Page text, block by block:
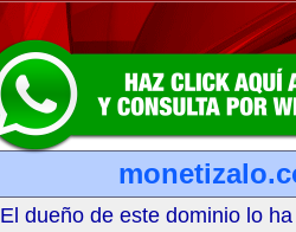
El dueño de este dominio lo